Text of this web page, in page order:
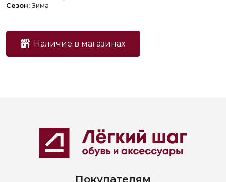
Сезон: Зима
Наличие в магазинах
Покупателям